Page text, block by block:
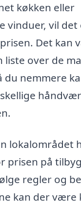
køkken eller
vinduer, vil det
Det kan
liste over de
du nemmere
lokalområdet
prisen på
regler og
kan der være